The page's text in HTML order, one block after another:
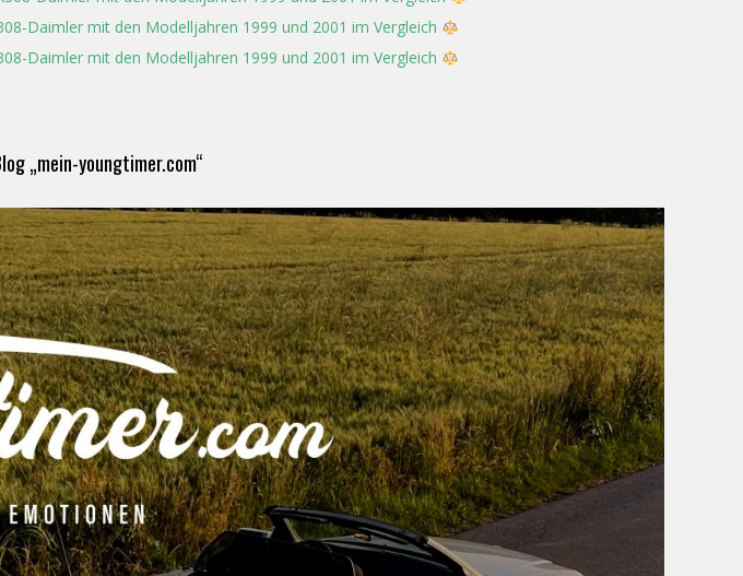
Daimler mit den Modelljahren 1999 und 2001 im Vergleich
Daimler mit den Modelljahren 1999 und 2001 im Vergleich
„mein-youngtimer.com“